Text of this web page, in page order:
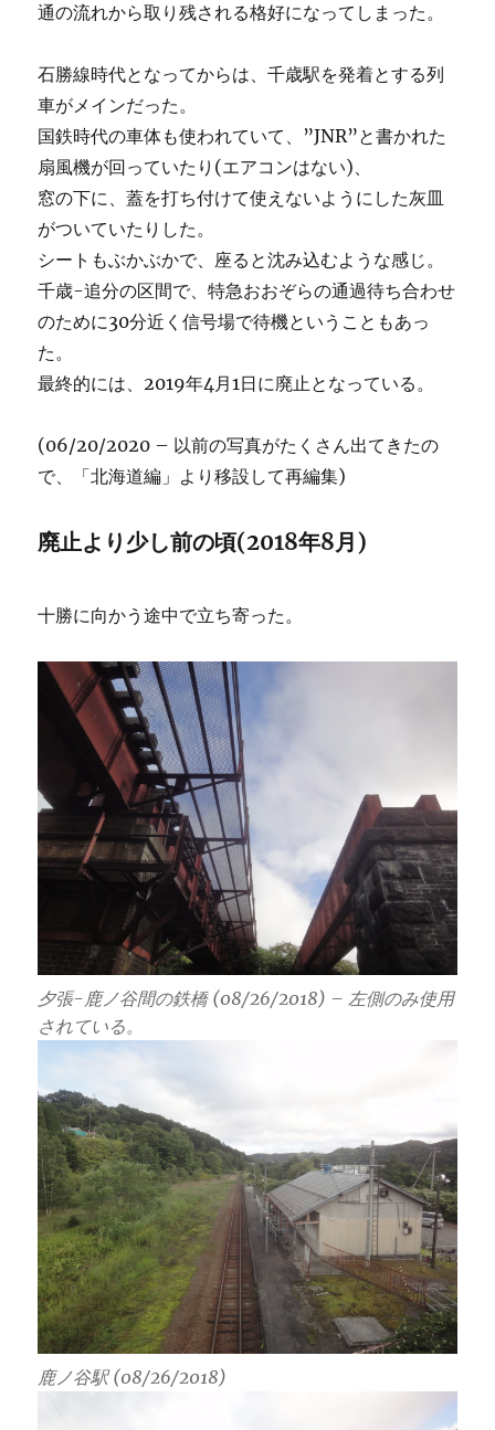
通の流れから取り残される格好になってしまった。
石勝線時代となってからは、千歳駅を発着とする列
車がメインだった。
国鉄時代の車体も使われていて、”JNR”と書かれた
扇風機が回っていたり(エアコンはない)、
窓の下に、蓋を打ち付けて使えないようにした灰皿
がついていたりした。
シートもぶかぶかで、座ると沈み込むような感じ。
千歳-追分の区間で、特急おおぞらの通過待ち合わせ
のために30分近く信号場で待機ということもあっ
た。
最終的には、2019年4月1日に廃止となっている。
(06/20/2020 – 以前の写真がたくさん出てきたの
で、「北海道編」より移設して再編集)
廃止より少し前の頃(2018年8月)
十勝に向かう途中で立ち寄った。
夕張-鹿ノ谷間の鉄橋 (08/26/2018) – 左側のみ使用
されている。
鹿ノ谷駅 (08/26/2018)